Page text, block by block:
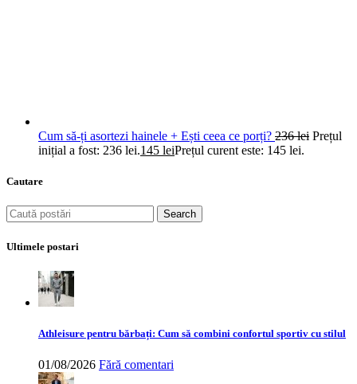
Cum să-ți asortezi hainele + Ești ceea ce porți? 236lei Prețul
inițial a fost: 236 lei.145 leiPrețul curent este: 145 lei.
Cautare
Search
Ultimele postari
Athleisure pentru bărbați: Cum să combini confortul sportiv cu stilul
01/08/2026 Fără comentari